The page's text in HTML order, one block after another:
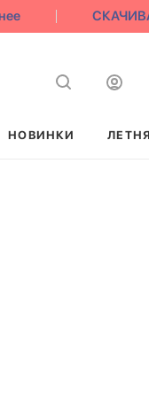
СКАЧИВАЙ
НОВИНКИ